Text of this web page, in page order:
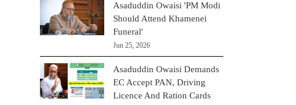
Asaduddin Owaisi 'PM Modi
Should Attend Khamenei
Funeral'
Jun 25, 2026
Asaduddin Owaisi Demands
EC Accept PAN, Driving
Licence And Ration Cards